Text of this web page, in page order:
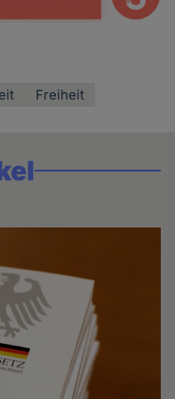
Freiheit